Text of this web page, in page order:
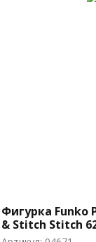
Фигурка Funko
& Stitch Stitch